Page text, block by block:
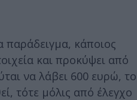
παράδειγμα, κάποιος
και προκύψει από
να λάβει 600 ευρώ, το
τότε μόλις από έλεγχο